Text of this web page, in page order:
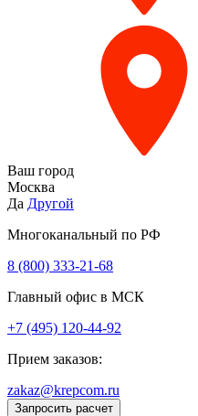
Ваш город
Москва
Да Другой
Многоканальный по РФ
8 (800) 333‑21-68
Главный офис в МСК
+7 (495) 120-44-92
Прием заказов:
zakaz@krepcom.ru
Запросить расчет